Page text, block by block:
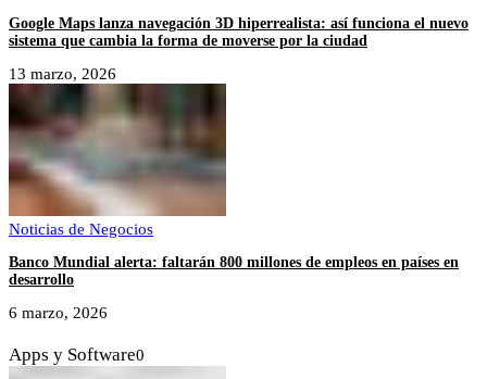
Google Maps lanza navegación 3D hiperrealista: así funciona el nuevo
sistema que cambia la forma de moverse por la ciudad
13 marzo, 2026
Noticias de Negocios
Banco Mundial alerta: faltarán 800 millones de empleos en países en
desarrollo
6 marzo, 2026
Apps y Software0